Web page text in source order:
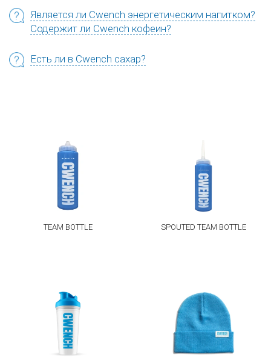
Является ли Cwench энергетическим напитком?
Содержит ли Cwench кофеин?
Есть ли в Cwench сахар?
TEAM BOTTLE SPOUTED TEAM BOTTLE